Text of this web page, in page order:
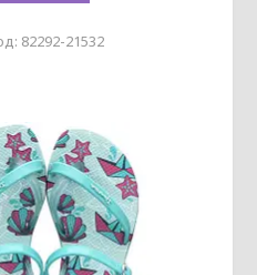
82292-21532